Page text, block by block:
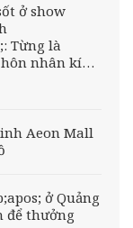
ở show
Từng là
nhân kín
Aeon Mall
ở Quảng
để thưởng